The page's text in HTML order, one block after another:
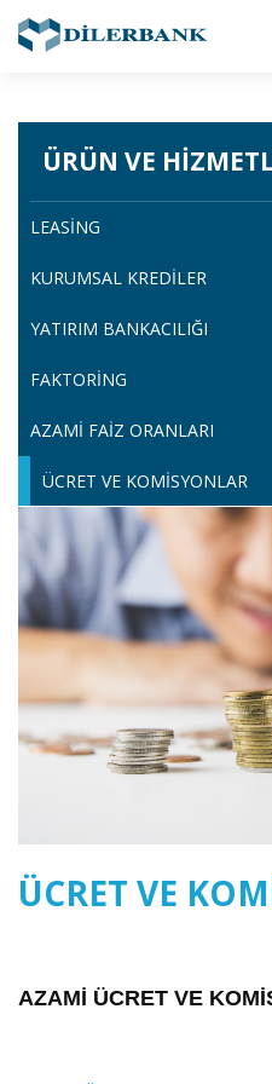
ÜRÜN VE
LEASING
KURUMSAL KREDILER
YATIRIM BANKACILIĞI
FAKTORING
AZAMI FAIZ ORANLARI
ÜCRET VE KOMISYONLAR
ÜCRET VE
AZAMİ ÜCRET VE